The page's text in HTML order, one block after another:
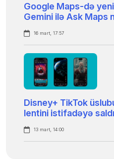
Google Maps-də
Gemini ilə Ask Maps
16 mart, 17:57
Disney+ TikTok
lentini istifadəyə saldı
13 mart, 14:00